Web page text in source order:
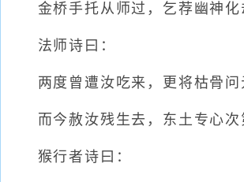
金桥手托从师过，乞荐幽神化
法师诗曰：
两度曾遭汝吃来，更将枯骨问
而今赦汝残生去，东土专心次
猴行者诗曰：